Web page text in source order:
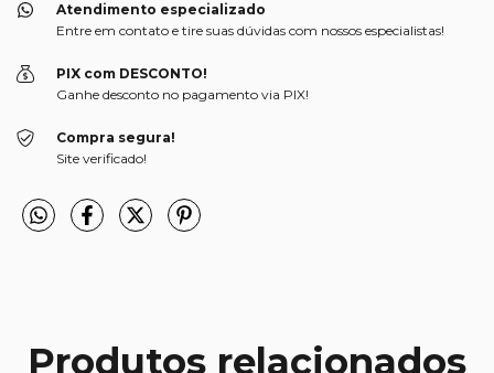
Atendimento especializado
Entre em contato e tire suas dúvidas com nossos especialistas!
PIX com DESCONTO!
Ganhe desconto no pagamento via PIX!
Compra segura!
Site verificado!
Produtos relacionados